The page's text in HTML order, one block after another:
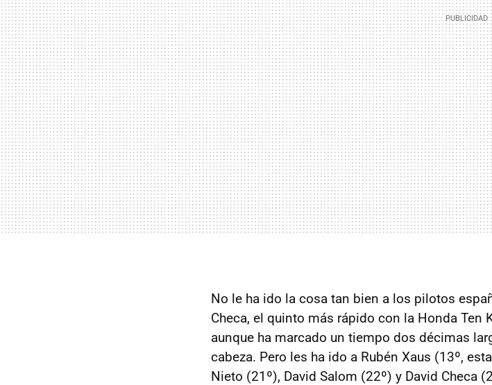
No le ha ido la cosa tan bien a los pilotos
Checa, el quinto más rápido con la Honda Ten
aunque ha marcado un tiempo dos décimas
cabeza. Pero les ha ido a Rubén Xaus (13º,
Nieto (21º), David Salom (22º) y David Checa